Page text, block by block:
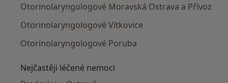
Otorinolaryngologové Moravská Ostrava a Přívoz
Otorinolaryngologové Vítkovice
Otorinolaryngologové Poruba
Nejčastěji léčené nemoci